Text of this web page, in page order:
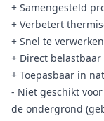
+ Samengesteld
+ Verbetert
+ Snel te
+ Direct
+ Toepasbaar in
- Niet geschikt
de ondergrond